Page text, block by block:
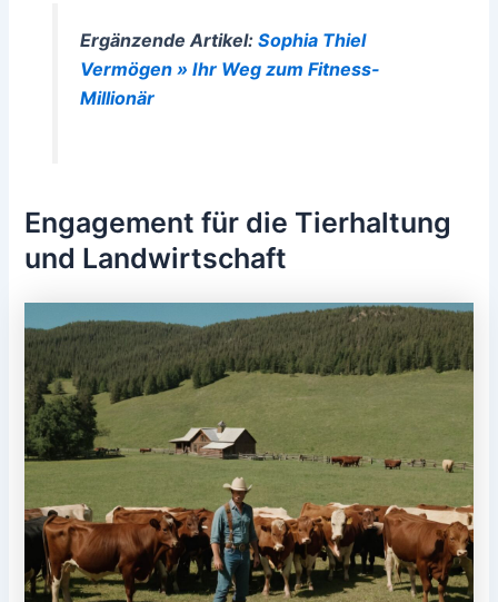
Ergänzende Artikel: Sophia Thiel
Vermögen » Ihr Weg zum Fitness-
Millionär
Engagement für die Tierhaltung
und Landwirtschaft